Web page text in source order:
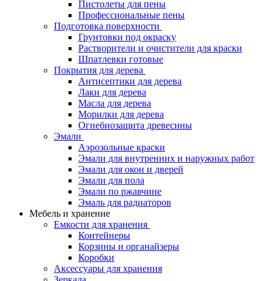
Пистолеты для пены
Профессиональные пены
Подготовка поверхности
Грунтовки под окраску
Растворители и очистители для краски
Шпатлевки готовые
Покрытия для дерева
Антисептики для дерева
Лаки для дерева
Масла для дерева
Морилки для дерева
Огнебиозащита древесины
Эмали
Аэрозольные краски
Эмали для внутренних и наружных работ
Эмали для окон и дверей
Эмали для пола
Эмали по ржавчине
Эмаль для радиаторов
Мебель и хранение
Емкости для хранения
Контейнеры
Корзины и органайзеры
Коробки
Аксессуары для хранения